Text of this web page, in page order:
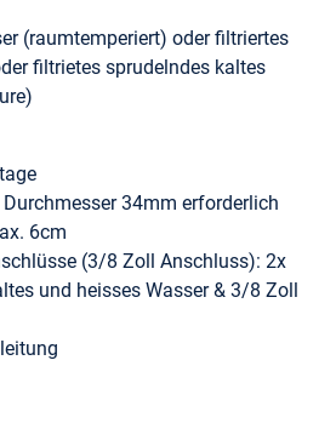
(raumtemperiert) oder filtriertes
filtrietes sprudelndes kaltes
34mm erforderlich
6cm
(3/8 Zoll Anschluss): 2x
und heisses Wasser & 3/8 Zoll